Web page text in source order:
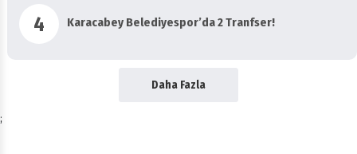
4 Karacabey Belediyespor’da 2 Tranfser!